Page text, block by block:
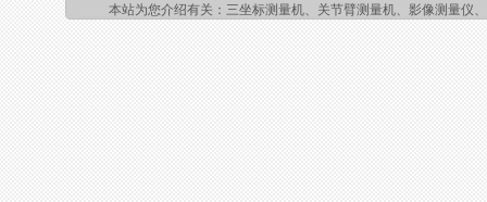
本站为您介绍有关：三坐标测量机、关节臂测量机、影像测量仪